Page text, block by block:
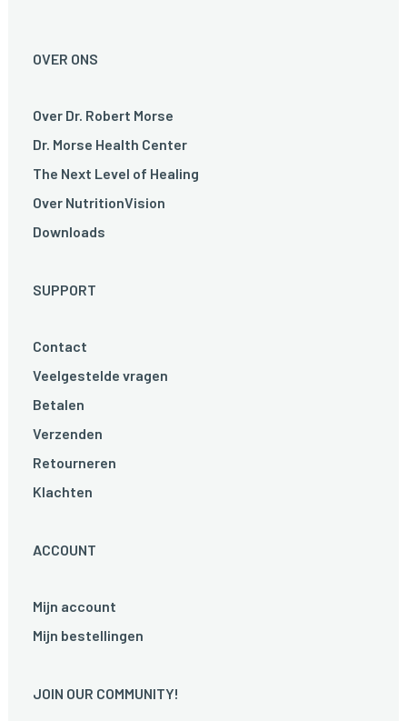
OVER ONS
Over Dr. Robert Morse
Dr. Morse Health Center
The Next Level of Healing
Over NutritionVision
Downloads
SUPPORT
Contact
Veelgestelde vragen
Betalen
Verzenden
Retourneren
Klachten
ACCOUNT
Mijn account
Mijn bestellingen
JOIN OUR COMMUNITY!